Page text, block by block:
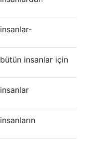
insanlar-
bütün insanlar için
insanlar
insanların